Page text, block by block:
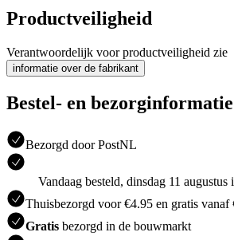
Productveiligheid
Verantwoordelijk voor productveiligheid zie
informatie over de fabrikant
Bestel- en bezorginformatie
Bezorgd door PostNL
Vandaag besteld, dinsdag 11 augustus
Thuisbezorgd voor €4.95 en gratis vanaf
Gratis bezorgd in de bouwmarkt